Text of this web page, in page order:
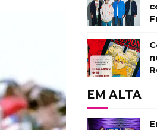
EM ALTA